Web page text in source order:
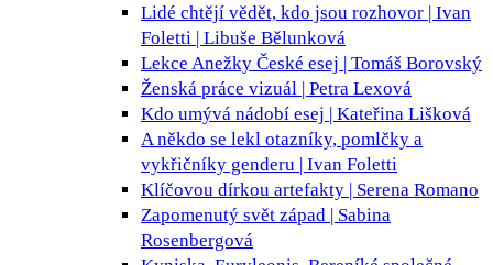
Lidé chtějí vědět, kdo jsou rozhovor | Ivan
Foletti | Libuše Bělunková
Lekce Anežky České esej | Tomáš Borovský
Ženská práce vizuál | Petra Lexová
Kdo umývá nádobí esej | Kateřina Lišková
A někdo se lekl otazníky, pomlčky a
vykřičníky genderu | Ivan Foletti
Klíčovou dírkou artefakty | Serena Romano
Zapomenutý svět západ | Sabina
Rosenbergová